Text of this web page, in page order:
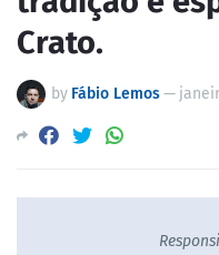
Crato.
by Fábio Lemos—